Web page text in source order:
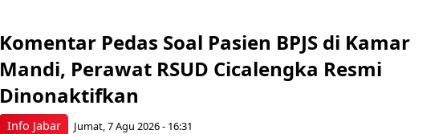
Info Jabar
Komentar Pedas Soal Pasien BPJS di Kamar
Mandi, Perawat RSUD Cicalengka Resmi
Dinonaktifkan
Jumat, 7 Agu 2026 - 16:31